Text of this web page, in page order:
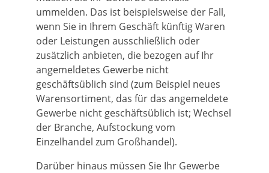
ummelden. Das ist beispielsweise der Fall,
wenn Sie in Ihrem Geschäft künftig Waren
oder Leistungen ausschließlich oder
zusätzlich anbieten, die bezogen auf Ihr
angemeldetes Gewerbe nicht
geschäftsüblich sind (zum Beispiel neues
Warensortiment, das für das angemeldete
Gewerbe nicht geschäftsüblich ist; Wechsel
der Branche, Aufstockung vom
Einzelhandel zum Großhandel).
Darüber hinaus müssen Sie Ihr Gewerbe